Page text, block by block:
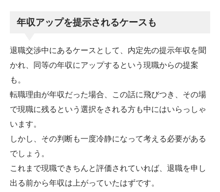
年収アップを提示されるケースも
退職交渉中にあるケースとして、内定先の提示年収を聞
かれ、同等の年収にアップするという現職からの提案
も。
転職理由が年収だった場合、この話に飛びつき、その場
で現職に残るという選択をされる方も中にはいらっしゃ
います。
しかし、その判断も一度冷静になって考える必要がある
でしょう。
これまで現職できちんと評価されていれば、退職を申し
出る前から年収は上がっていたはずです。